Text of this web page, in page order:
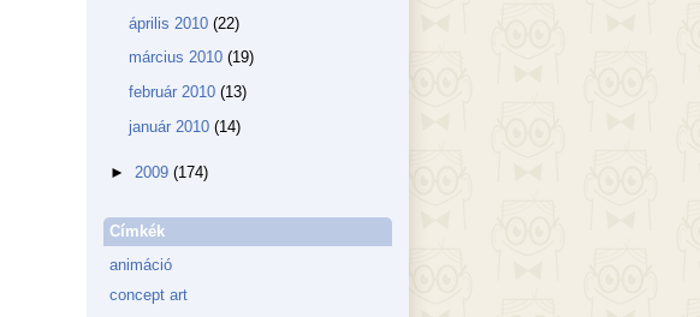
április 2010 (22)
március 2010 (19)
február 2010 (13)
január 2010 (14)
► 2009 (174)
Címkék
animáció
concept art